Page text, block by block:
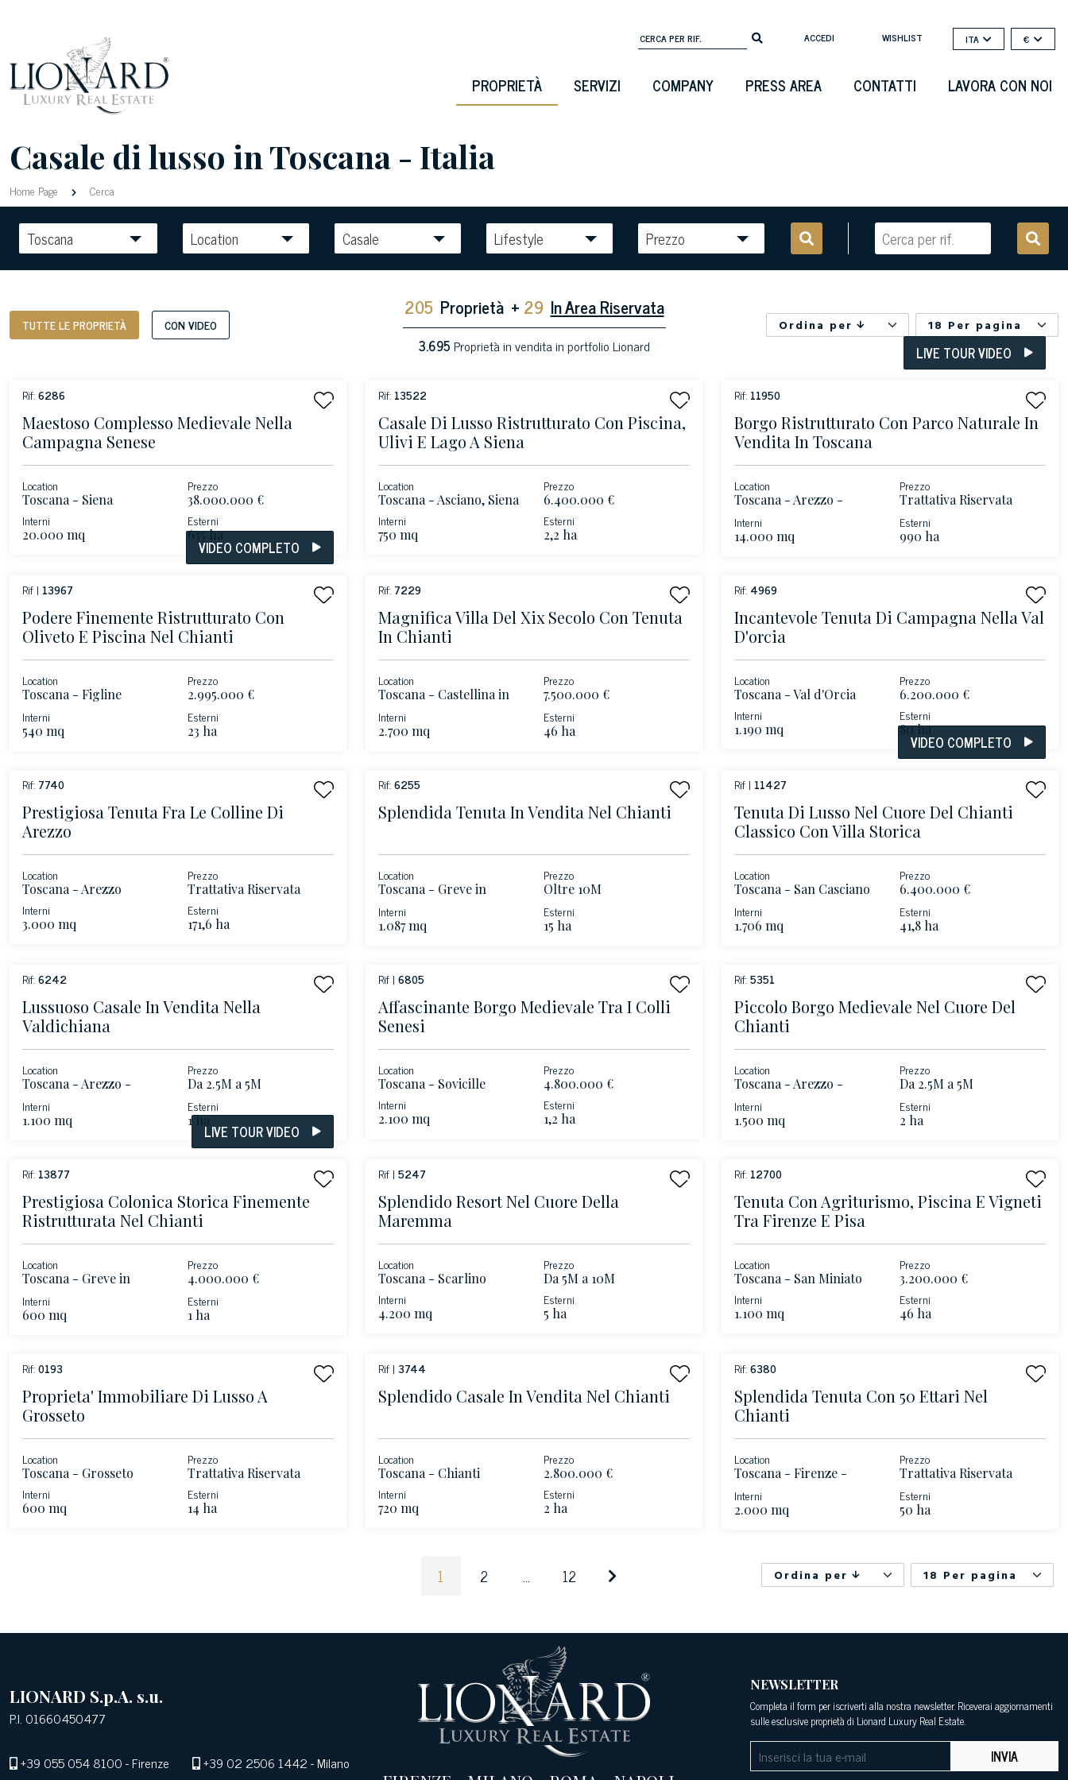
ACCEDI WISHLIST ITA €
PROPRIETÀ SERVIZI COMPANY PRESS AREA CONTATTI LAVORA CON NOI
Casale di lusso in Toscana - Italia
Home Page Cerca
Toscana Location Casale Lifestyle Prezzo
TUTTE LE PROPRIETÀ CON VIDEO
205 Proprietà + 29 In Area Riservata
3.695Proprietà in vendita in portfolio Lionard
Ordina per 18 Per pagina
Rif:6286
Maestoso Complesso Medievale Nella
Campagna Senese
Location
Toscana - Siena
Prezzo
38.000.000 €
Interni
20.000 mq
Esterni
635 ha
Rif: 13522
Casale Di Lusso Ristrutturato Con Piscina,
Ulivi E Lago A Siena
Location
Toscana - Asciano, Siena
Prezzo
6.400.000 €
Interni
750 mq
Esterni
2,2 ha
LIVE TOUR VIDEO
Rif: 11950
Borgo Ristrutturato Con Parco Naturale In
Vendita In Toscana
Location
Toscana - Arezzo -
Valdarno Superiore
Prezzo
Trattativa Riservata
Interni
14.000 mq
Esterni
990 ha
VIDEO COMPLETO
Rif | 13967
Podere Finemente Ristrutturato Con
Oliveto E Piscina Nel Chianti
Location
Toscana - Figline
Valdarno
Prezzo
2.995.000 €
Interni
540 mq
Esterni
23 ha
Rif: 7229
Magnifica Villa Del Xix Secolo Con Tenuta
In Chianti
Location
Toscana - Castellina in
Prezzo
7.500.000 €
Interni
2.700 mq
Esterni
46 ha
Rif: 4969
Incantevole Tenuta Di Campagna Nella Val
D'orcia
Location
Toscana - Val d'Orcia
Prezzo
6.200.000 €
Interni
1.190 mq
Esterni
80 ha
Rif: 7740
Prestigiosa Tenuta Fra Le Colline Di
Arezzo
Location
Toscana - Arezzo
Prezzo
Trattativa Riservata
Interni
3.000 mq
Esterni
171,6 ha
Rif:6255
Splendida Tenuta In Vendita Nel Chianti
Location
Toscana - Greve in
Prezzo
Oltre 10M
Interni
1.087 mq
Esterni
15 ha
VIDEO COMPLETO
Rif | 11427
Tenuta Di Lusso Nel Cuore Del Chianti
Classico Con Villa Storica
Location
Toscana - San Casciano
Val di Pesa
Prezzo
6.400.000 €
Interni
1.706 mq
Esterni
41,8 ha
Rif:6242
Lussuoso Casale In Vendita Nella
Valdichiana
Location
Toscana - Arezzo -
Valdichiana
Prezzo
Da 2.5M a 5M
Interni
1.100 mq
Esterni
1 ha
Rif | 6805
Affascinante Borgo Medievale Tra I Colli
Senesi
Location
Toscana - Sovicille
Prezzo
4.800.000 €
Interni
2.100 mq
Esterni
1,2 ha
Rif:5351
Piccolo Borgo Medievale Nel Cuore Del
Chianti
Location
Toscana - Arezzo -
Prezzo
Da 2.5M a 5M
Interni
1.500 mq
Esterni
2 ha
LIVE TOUR VIDEO
Rif: 13877
Prestigiosa Colonica Storica Finemente
Ristrutturata Nel Chianti
Location
Toscana - Greve in
Prezzo
4.000.000 €
Interni
600 mq
Esterni
1 ha
Rif | 5247
Splendido Resort Nel Cuore Della
Maremma
Location
Toscana - Scarlino
Prezzo
Da 5M a 10M
Interni
4.200 mq
Esterni
5 ha
Rif: 12700
Tenuta Con Agriturismo, Piscina E Vigneti
Tra Firenze E Pisa
Location
Toscana - San Miniato
Prezzo
3.200.000 €
Interni
1.100 mq
Esterni
46 ha
Rif:0193
Proprieta' Immobiliare Di Lusso A
Grosseto
Location
Toscana - Grosseto
Prezzo
Trattativa Riservata
Interni
600 mq
Esterni
14 ha
Rif | 3744
Splendido Casale In Vendita Nel Chianti
Location
Toscana - Chianti
Prezzo
2.800.000 €
Interni
720 mq
Esterni
2 ha
Rif:6380
Splendida Tenuta Con 50 Ettari Nel
Chianti
Location
Toscana - Firenze -
Prezzo
Trattativa Riservata
Interni
2.000 mq
Esterni
50 ha
1 2 ... 12 Ordina per 18 Per pagina
LIONARD S.p.A. s.u.
P.I. 01660450477
+39 055 054 8100- Firenze +39 02 2506 1442- Milano
NEWSLETTER
Completa il form per iscriverti alla nostra newsletter. Riceverai aggiornamenti
sulle esclusive proprietà di Lionard Luxury Real Estate.
INVIA